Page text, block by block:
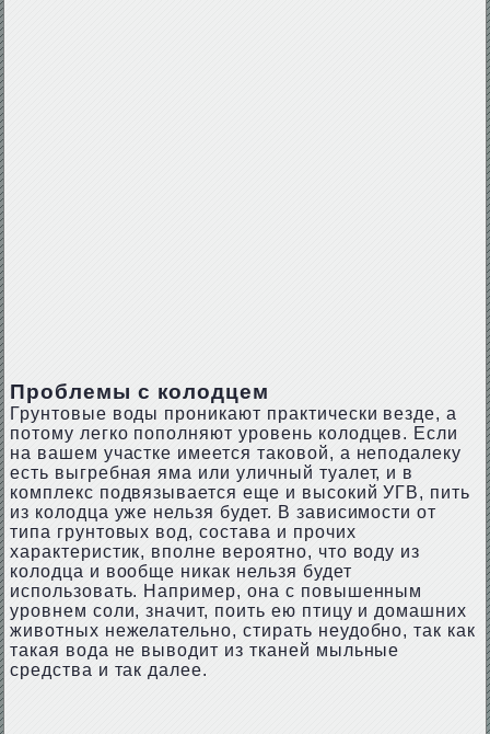
Проблемы с колодцем
Грунтовые воды проникают практически везде, а
потому легко пополняют уровень колодцев. Если
на вашем участке имеется таковой, а неподалеку
есть выгребная яма или уличный туалет, и в
комплекс подвязывается еще и высокий УГВ, пить
из колодца уже нельзя будет. В зависимости от
типа грунтовых вод, состава и прочих
характеристик, вполне вероятно, что воду из
колодца и вообще никак нельзя будет
использовать. Например, она с повышенным
уровнем соли, значит, поить ею птицу и домашних
животных нежелательно, стирать неудобно, так как
такая вода не выводит из тканей мыльные
средства и так далее.